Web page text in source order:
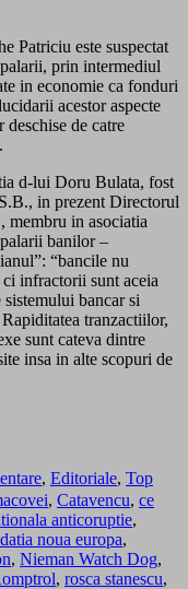
Patriciu este suspectat
prin intermediul
in economie ca fonduri
acestor aspecte
deschise de catre
d-lui Doru Bulata, fost
in prezent Directorul
in asociatia
banilor –
“bancile nu
infractorii sunt aceia
sistemului bancar si
tranzactiilor,
sunt cateva dintre
insa in alte scopuri de
, Editoriale, Top
, Catavencu, ce
anticoruptie,
noua europa,
, Nieman Watch Dog,
, rosca stanescu,